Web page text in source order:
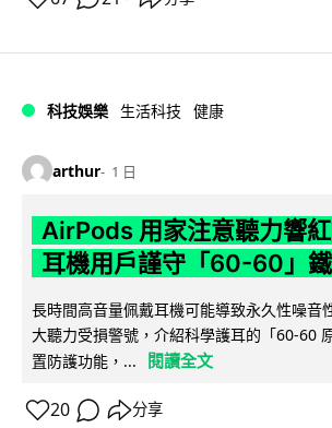
科技娛樂 生活科技 健康
arthur 1 日
AirPods 用家注意聽力響
耳機用戶謹守「60-60」
長時間高音量佩戴耳機可能導致永久性噪音
大聽力受損警號，介紹科學護耳的「60-60
置防護功能，...
閱讀全文
20 分享